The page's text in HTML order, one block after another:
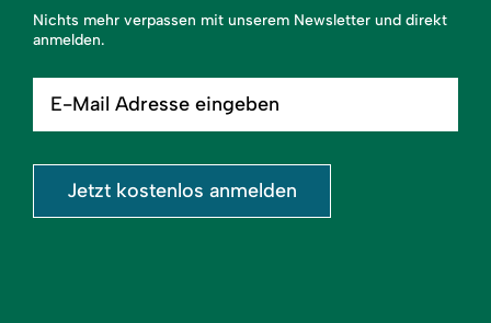
Nichts mehr verpassen mit unserem Newsletter und direkt
anmelden.
Mail
eingeben
Jetzt kostenlos anmelden